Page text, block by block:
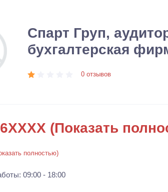
Спарт Груп,
бухгалтерская
0 отзывов
(Показать
полностью)
09:00 - 18:00